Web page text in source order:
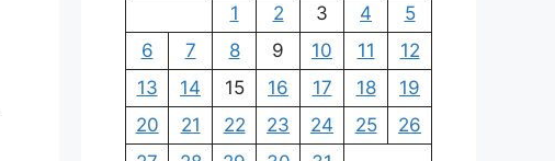
1
2 3 4
5
6
7 8 9 10 11
12
13
14 15 16 17 18
19
20
21 22 23 24 25
26